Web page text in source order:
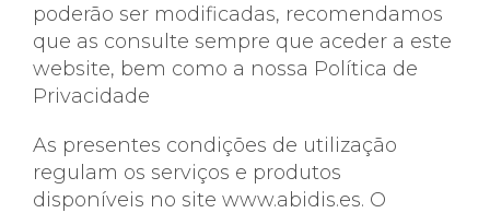
poderão ser modificadas, recomendamos
que as consulte sempre que aceder a este
website, bem como a nossa Política de
Privacidade
As presentes condições de utilização
regulam os serviços e produtos
disponíveis no site www.abidis.es. O